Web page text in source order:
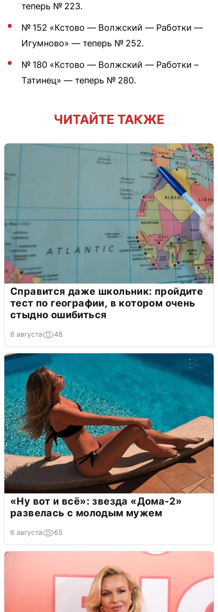
теперь № 223.
№ 152 «Кстово — Волжский — Работки —
Игумново» — теперь № 252.
№ 180 «Кстово — Волжский — Работки –
Татинец» — теперь № 280.
ЧИТАЙТЕ ТАКЖЕ
Справится даже школьник: пройдите
тест по географии, в котором очень
стыдно ошибиться
6 августа 48
«Ну вот и всё»: звезда «Дома-2»
развелась с молодым мужем
6 августа 65